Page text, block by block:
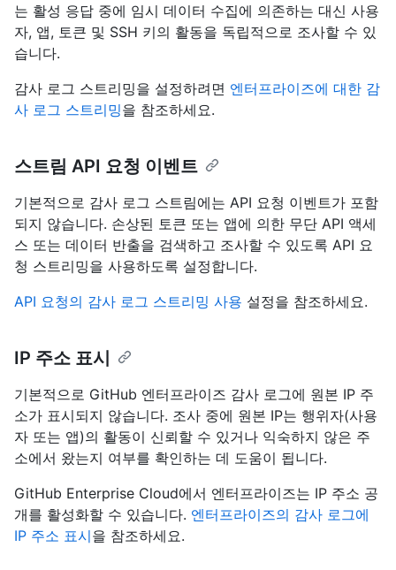
는 활성 응답 중에 임시 데이터 수집에 의존하는 대신 사용
자, 앱, 토큰 및 SSH 키의 활동을 독립적으로 조사할 수 있
습니다.
감사 로그 스트리밍을 설정하려면 엔터프라이즈에 대한 감
사 로그 스트리밍을 참조하세요.
스트림 API 요청 이벤트
기본적으로 감사 로그 스트림에는 API 요청 이벤트가 포함
되지 않습니다. 손상된 토큰 또는 앱에 의한 무단 API 액세
스 또는 데이터 반출을 검색하고 조사할 수 있도록 API 요
청 스트리밍을 사용하도록 설정합니다.
API 요청의 감사 로그 스트리밍 사용 설정을 참조하세요.
IP 주소 표시
기본적으로 GitHub 엔터프라이즈 감사 로그에 원본 IP 주
소가 표시되지 않습니다. 조사 중에 원본 IP는 행위자(사용
자 또는 앱)의 활동이 신뢰할 수 있거나 익숙하지 않은 주
소에서 왔는지 여부를 확인하는 데 도움이 됩니다.
GitHub Enterprise Cloud에서 엔터프라이즈는 IP 주소 공
개를 활성화할 수 있습니다. 엔터프라이즈의 감사 로그에
IP 주소 표시을 참조하세요.